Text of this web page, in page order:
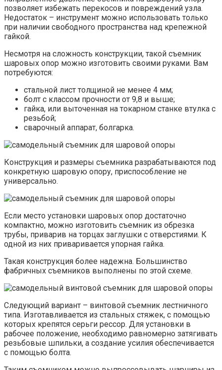
позволяет избежать перекосов и повреждений узла.
Недостаток – инструмент можно использовать только
при наличии свободного пространства над крепежной
гайкой.
Несмотря на сложность конструкции, такой съемник
шаровых опор можно изготовить своими руками. Вам
потребуются:
стальной лист толщиной не менее 4 мм;
болт с классом прочности от 9,8 и выше;
гайка, или выточенная на токарном станке втулка с
резьбой;
сварочный аппарат, болгарка.
Конструкция и размеры съемника разрабатываются под
конкретную шаровую опору, приспособление не
универсально.
Если место установки шаровых опор достаточно
компактно, можно изготовить съемник из обрезка
трубы, приварив на торцах заглушки с отверстиями. К
одной из них приваривается упорная гайка.
Такая конструкция более надежна. Большинство
фабричных съемников выполнены по этой схеме.
Следующий вариант – винтовой съемник лестничного
типа. Изготавливается из стальных стяжек, с помощью
которых крепятся серьги рессор. Для установки в
рабочее положение, необходимо равномерно затягивать
резьбовые шпильки, а создание усилия обеспечивается
с помощью болта.